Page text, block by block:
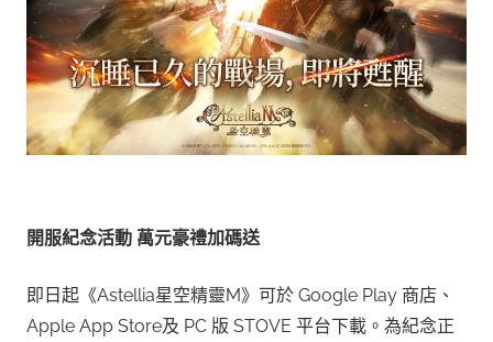
開服紀念活動 萬元豪禮加碼送
即日起《Astellia星空精靈M》可於 Google Play 商店、
Apple App Store及 PC 版 STOVE 平台下載。為紀念正